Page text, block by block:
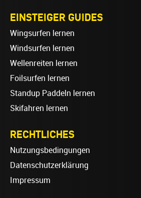
EINSTEIGER GUIDES
Wingsurfen lernen
Windsurfen lernen
Wellenreiten lernen
Foilsurfen lernen
Standup Paddeln lernen
Skifahren lernen
RECHTLICHES
Nutzungsbedingungen
Datenschutzerklärung
Impressum